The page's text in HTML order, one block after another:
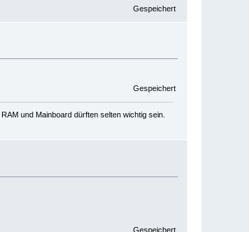
Gespeichert
Gespeichert
. RAM und Mainboard dürften selten wichtig sein.
Gespeichert